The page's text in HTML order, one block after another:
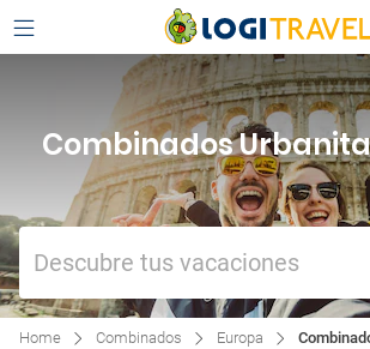
Combinados
Descubre tus vacaciones
Home Combinados Europa